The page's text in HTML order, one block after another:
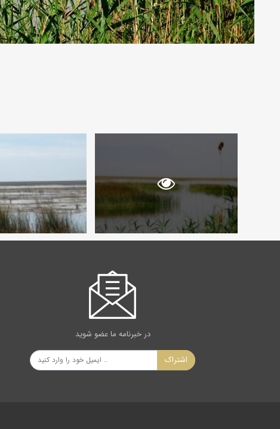
در خبرنامه ما عضو شوید
اشتراک